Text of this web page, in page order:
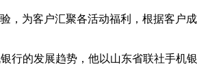
为客户汇聚各活动福利，根据客户
的发展趋势，他以山东省联社手机